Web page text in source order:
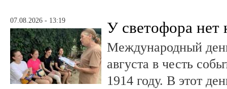
07.08.2026 - 13:19 У светофора нет
Международный
августа в честь
1914 году. В этот